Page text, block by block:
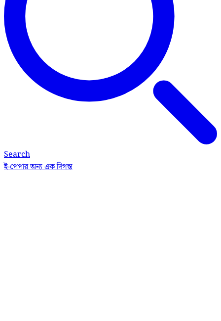
Search
ই-পেপারঅন্য এক দিগন্ত